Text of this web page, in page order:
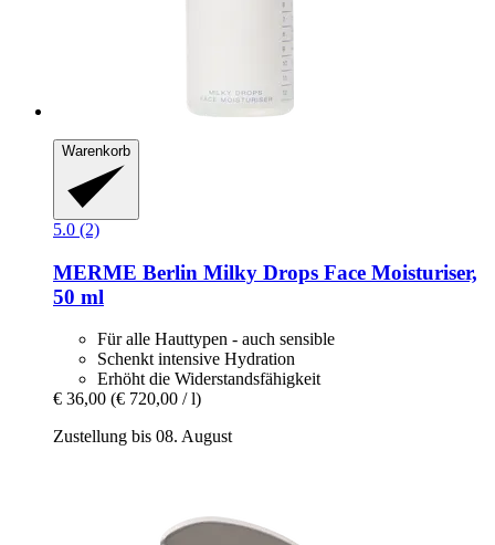
Warenkorb
5.0 (2)
MERME Berlin Milky Drops Face Moisturiser,
50 ml
Für alle Hauttypen - auch sensible
Schenkt intensive Hydration
Erhöht die Widerstandsfähigkeit
€ 36,00 (€ 720,00 / l)
Zustellung bis 08. August